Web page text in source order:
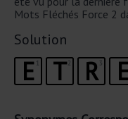
Mots Fléchés Force 2
Solution
1
E 2
T 3
R